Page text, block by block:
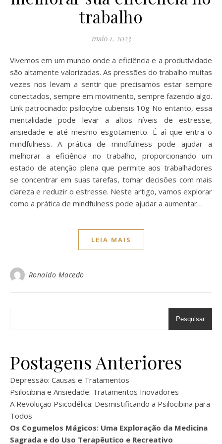
trabalho
maio 1, 2023
Vivemos em um mundo onde a eficiência e a produtividade
são altamente valorizadas. As pressões do trabalho muitas
vezes nos levam a sentir que precisamos estar sempre
conectados, sempre em movimento, sempre fazendo algo.
Link patrocinado: psilocybe cubensis 10g No entanto, essa
mentalidade pode levar a altos níveis de estresse,
ansiedade e até mesmo esgotamento. É aí que entra o
mindfulness. A prática de mindfulness pode ajudar a
melhorar a eficiência no trabalho, proporcionando um
estado de atenção plena que permite aos trabalhadores
se concentrar em suas tarefas, tomar decisões com mais
clareza e reduzir o estresse. Neste artigo, vamos explorar
como a prática de mindfulness pode ajudar a aumentar…
LEIA MAIS
Ronaldo Macedo
Pesquisar
Postagens Anteriores
Depressão: Causas e Tratamentos
Psilocibina e Ansiedade: Tratamentos Inovadores
A Revolução Psicodélica: Desmistificando a Psilocibina para
Todos
Os Cogumelos Mágicos: Uma Exploração da Medicina
Sagrada e do Uso Terapêutico e Recreativo